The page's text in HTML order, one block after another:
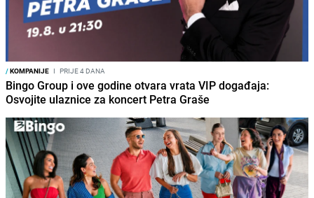
/KOMPANIJE I PRIJE 4 DANA
Bingo Group i ove godine otvara vrata VIP događaja:
Osvojite ulaznice za koncert Petra Graše